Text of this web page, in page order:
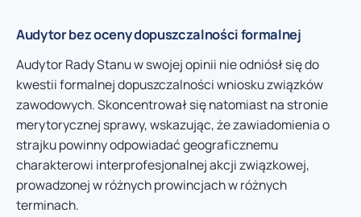
Audytor bez oceny dopuszczalności formalnej
Audytor Rady Stanu w swojej opinii nie odniósł się do
kwestii formalnej dopuszczalności wniosku związków
zawodowych. Skoncentrował się natomiast na stronie
merytorycznej sprawy, wskazując, że zawiadomienia o
strajku powinny odpowiadać geograficznemu
charakterowi interprofesjonalnej akcji związkowej,
prowadzonej w różnych prowincjach w różnych
terminach.